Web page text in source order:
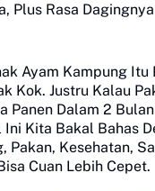
Plus Rasa
Ayam Kampung Itu
Kok. Justru Kalau
Panen Dalam 2
Ini Kita Bakal Bahas
Pakan, Kesehatan,
Cuan Lebih Cepet.